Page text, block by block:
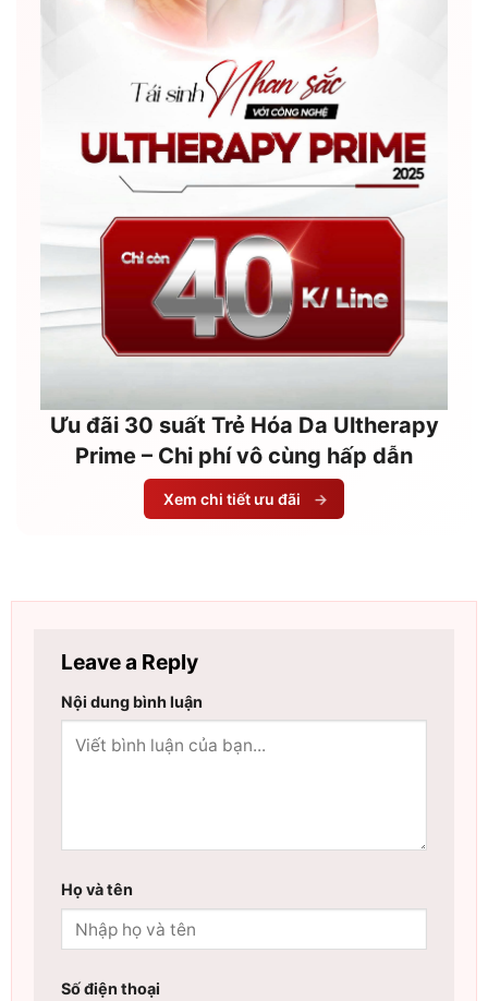
Ưu đãi 30 suất Trẻ Hóa Da Ultherapy
Prime – Chi phí vô cùng hấp dẫn
Xem chi tiết ưu đãi →
Leave a Reply
Nội dung bình luận
Họ và tên
Số điện thoại